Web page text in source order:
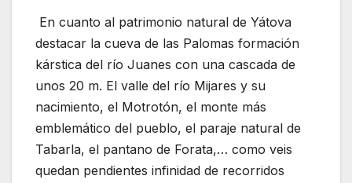
En cuanto al patrimonio natural de Yátova
destacar la cueva de las Palomas formación
kárstica del río Juanes con una cascada de
unos 20 m. El valle del río Mijares y su
nacimiento, el Motrotón, el monte más
emblemático del pueblo, el paraje natural de
Tabarla, el pantano de Forata,… como veis
quedan pendientes infinidad de recorridos